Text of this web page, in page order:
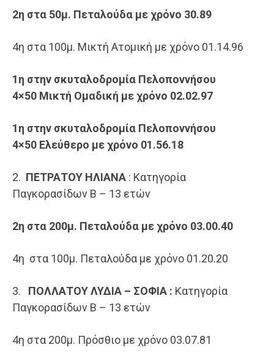
2η στα 50μ. Πεταλούδα με χρόνο 30.89
​4η στα 100μ. Μικτή Ατομική με χρόνο 01.14.96
1η στην σκυταλοδρομία Πελοποννήσου
4×50 Μικτή Ομαδική με χρόνο 02.02.97
1η στην σκυταλοδρομία Πελοποννήσου
4×50 Ελεύθερο με χρόνο 01.56.18
2. ΠΕΤΡΑΤΟΥ ΗΛΙΑΝΑ : Κατηγορία
Παγκορασίδων Β – 13 ετών
2η στα 200μ. Πεταλούδα με χρόνο 03.00.40
​4η στα 100μ. Πεταλούδα με χρόνο 01.20.20
3. ΠΟΛΛΑΤΟΥ ΛΥΔΙΑ – ΣΟΦΙΑ : Κατηγορία
Παγκορασίδων Β – 13 ετών
​4η στα 200μ. Πρόσθιο με χρόνο 03.07.81